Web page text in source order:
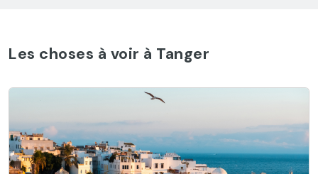
Les choses à voir à Tanger